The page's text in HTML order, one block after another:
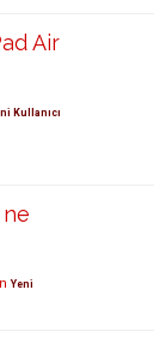
Air
Kullanıcı
Yeni